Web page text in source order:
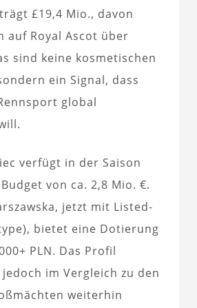
£19,4 Mio., davon
auf Royal Ascot über
sind keine kosmetischen
ein Signal, dass
global
verfügt in der Saison
von ca. 2,8 Mio. €.
jetzt mit Listed-
bietet eine Dotierung
PLN. Das Profil
im Vergleich zu den
weiterhin